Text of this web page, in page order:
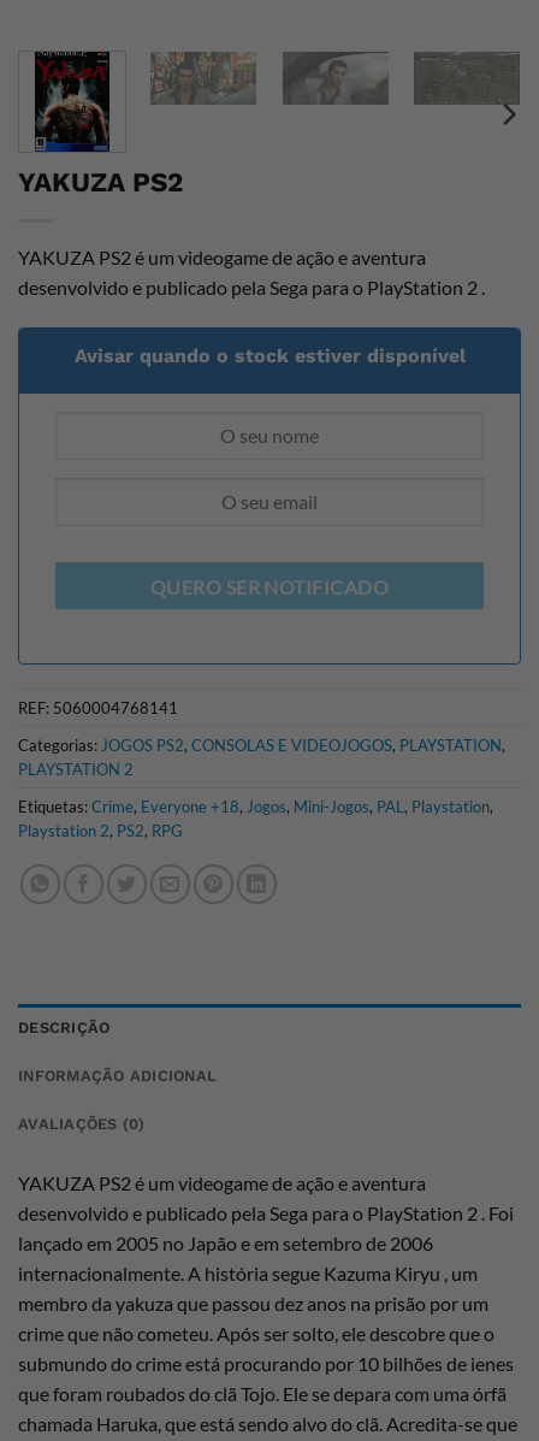
YAKUZA PS2
YAKUZA PS2 é um videogame de ação e aventura
desenvolvido e publicado pela Sega para o PlayStation 2 .
Avisar quando o stock estiver disponível
QUERO SER NOTIFICADO
REF: 5060004768141
Categorias:JOGOS PS2, CONSOLAS E VIDEOJOGOS, PLAYSTATION,
PLAYSTATION 2
Etiquetas:Crime, Everyone +18, Jogos, Mini-Jogos, PAL, Playstation,
Playstation 2, PS2, RPG
DESCRIÇÃO
INFORMAÇÃO ADICIONAL
AVALIAÇÕES (0)
YAKUZA PS2 é um videogame de ação e aventura
desenvolvido e publicado pela Sega para o PlayStation 2 . Foi
lançado em 2005 no Japão e em setembro de 2006
internacionalmente. A história segue Kazuma Kiryu , um
membro da yakuza que passou dez anos na prisão por um
crime que não cometeu. Após ser solto, ele descobre que o
submundo do crime está procurando por 10 bilhões de ienes
que foram roubados do clã Tojo. Ele se depara com uma órfã
chamada Haruka, que está sendo alvo do clã. Acredita-se que